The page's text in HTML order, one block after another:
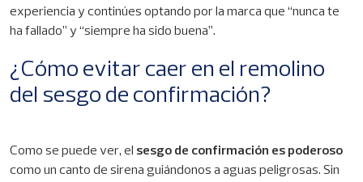
experiencia y continúes optando por la marca que “nunca te
ha fallado” y “siempre ha sido buena”.
¿Cómo evitar caer en el remolino
del sesgo de confirmación?
Como se puede ver, el sesgo de confirmación es poderoso
como un canto de sirena guiándonos a aguas peligrosas. Sin